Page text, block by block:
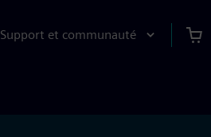
Support et communauté